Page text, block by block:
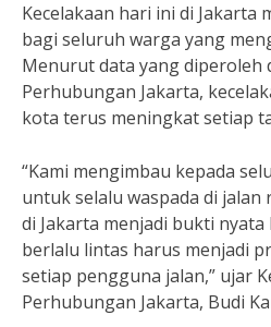
Kecelakaan hari ini di Jakarta
bagi seluruh warga yang
Menurut data yang diperoleh
Perhubungan Jakarta,
kota terus meningkat setiap
“Kami mengimbau kepada
untuk selalu waspada di jalan
di Jakarta menjadi bukti
berlalu lintas harus menjadi
setiap pengguna jalan,” ujar
Perhubungan Jakarta, Budi